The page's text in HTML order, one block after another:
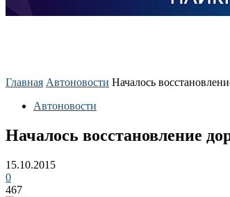
Главная Автоновости Началось
Автоновости
Началось восстановление
15.10.2015
0
467